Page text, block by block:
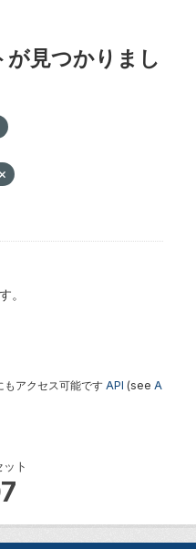
ト
が見つかりまし
。
アクセス可能です API (see A